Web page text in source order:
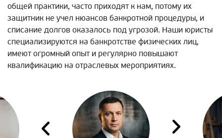
общей практики, часто приходят к нам, потому их
защитник не учел нюансов банкротной процедуры, и
списание долгов оказалось под угрозой. Наши юристы
специализируются на банкротстве физических лиц,
имеют огромный опыт и регулярно повышают
квалификацию на отраслевых мероприятиях.